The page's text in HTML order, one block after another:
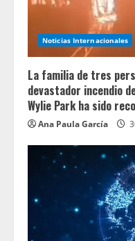
Noticias Internacionales
La familia de tres
devastador incendio
Wylie Park ha sido
Ana Paula García